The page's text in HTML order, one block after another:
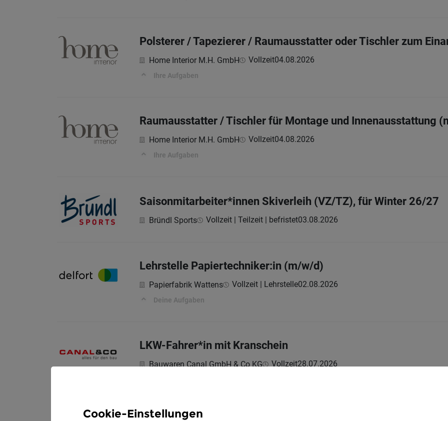
Polsterer / Tapezierer / Raumausstatter oder Tischler zum
Home Interior M.H. GmbH Vollzeit04.08.2026
Ihre Aufgaben
Raumausstatter / Tischler für Montage und Innenausstattung
Home Interior M.H. GmbH Vollzeit04.08.2026
Ihre Aufgaben
Saisonmitarbeiter*innen Skiverleih (VZ/TZ), für Winter 26/27
Bründl Sports Vollzeit | Teilzeit | befristet03.08.2026
Lehrstelle Papiertechniker:in (m/w/d)
Papierfabrik Wattens Vollzeit | Lehrstelle02.08.2026
Deine Aufgaben
LKW-Fahrer*in mit Kranschein
Bauwaren Canal GmbH & Co KG Vollzeit28.07.2026
Cookie-Einstellungen